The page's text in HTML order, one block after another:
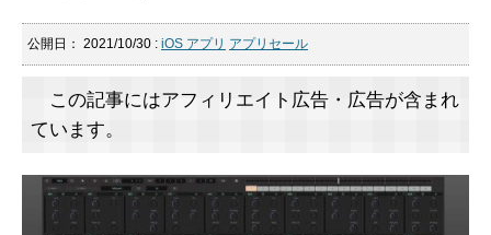
公開日： 2021/10/30 : iOS アプリ アプリセール
この記事にはアフィリエイト広告・広告が含まれ
ています。